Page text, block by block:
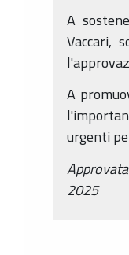
A
Vaccari,
A
urgenti
2025